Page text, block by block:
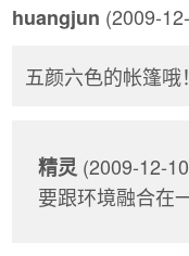
huangjun (2009-
五颜六色的帐篷
精灵 (2009-12-
要跟环境融合在